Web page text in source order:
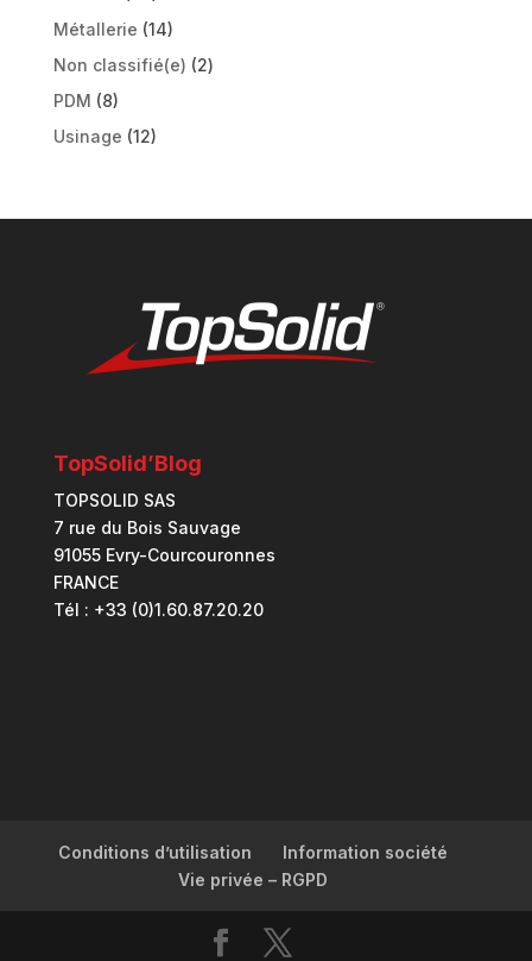
Métallerie (14)
Non classifié(e) (2)
PDM (8)
Usinage (12)
TopSolid’Blog
TOPSOLID SAS
7 rue du Bois Sauvage
91055 Evry-Courcouronnes
FRANCE
Tél : +33 (0)1.60.87.20.20
Conditions d’utilisation
Information société
Vie privée – RGPD